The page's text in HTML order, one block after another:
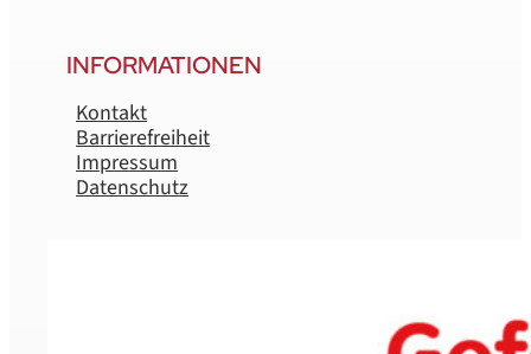
INFORMATIONEN
Kontakt
Barrierefreiheit
Impressum
Datenschutz